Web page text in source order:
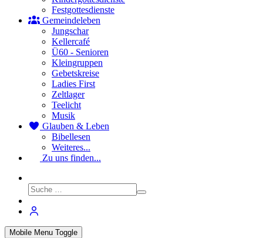
Festgottesdienste
Gemeindeleben
Jungschar
Kellercafé
Ü60 - Senioren
Kleingruppen
Gebetskreise
Ladies First
Zeltlager
Teelicht
Musik
Glauben & Leben
Bibellesen
Weiteres...
Zu uns finden...
Mobile Menu Toggle